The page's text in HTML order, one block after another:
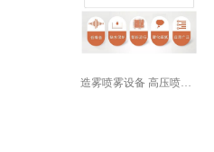
造雾喷雾设备 高压喷雾机 餐厅降温 ...